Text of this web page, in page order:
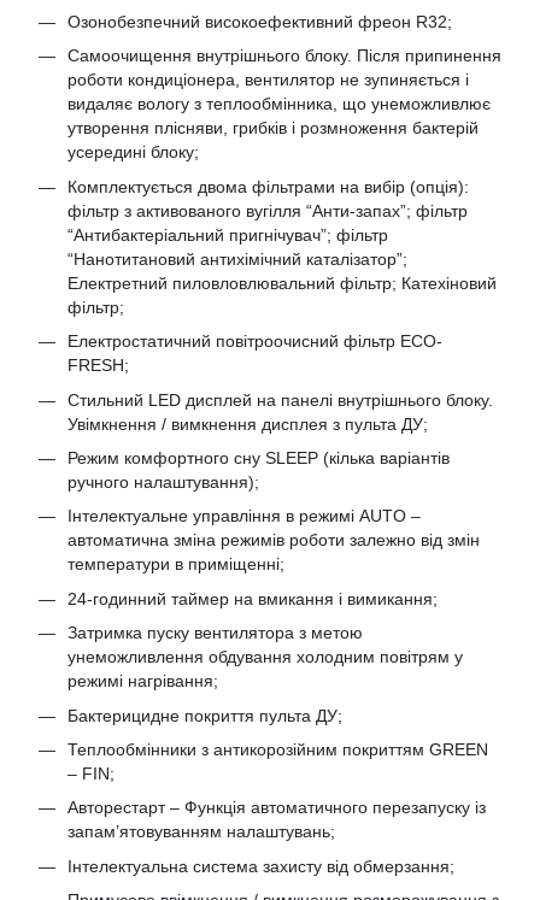
Озонобезпечний високоефективний фреон R32;
Самоочищення внутрішнього блоку. Після припинення
роботи кондиціонера, вентилятор не зупиняється і
видаляє вологу з теплообмінника, що унеможливлює
утворення плісняви, грибків і розмноження бактерій
усередині блоку;
Комплектується двома фільтрами на вибір (опція):
фільтр з активованого вугілля “Анти-запах”; фільтр
“Антибактеріальний пригнічувач”; фільтр
“Нанотитановий антихімічний каталізатор”;
Електретний пиловловлювальний фільтр; Катехіновий
фільтр;
Електростатичний повітроочисний фільтр ЕСО-
FRESH;
Стильний LED дисплей на панелі внутрішнього блоку.
Увімкнення / вимкнення дисплея з пульта ДУ;
Режим комфортного сну SLЕЕР (кілька варіантів
ручного налаштування);
Інтелектуальне управління в режимі AUTO –
автоматична зміна режимів роботи залежно від змін
температури в приміщенні;
24-годинний таймер на вмикання і вимикання;
Затримка пуску вентилятора з метою
унеможливлення обдування холодним повітрям у
режимі нагрівання;
Бактерицидне покриття пульта ДУ;
Теплообмінники з антикорозійним покриттям GREEN
– FIN;
Авторестарт – Функція автоматичного перезапуску із
запам’ятовуванням налаштувань;
Інтелектуальна система захисту від обмерзання;